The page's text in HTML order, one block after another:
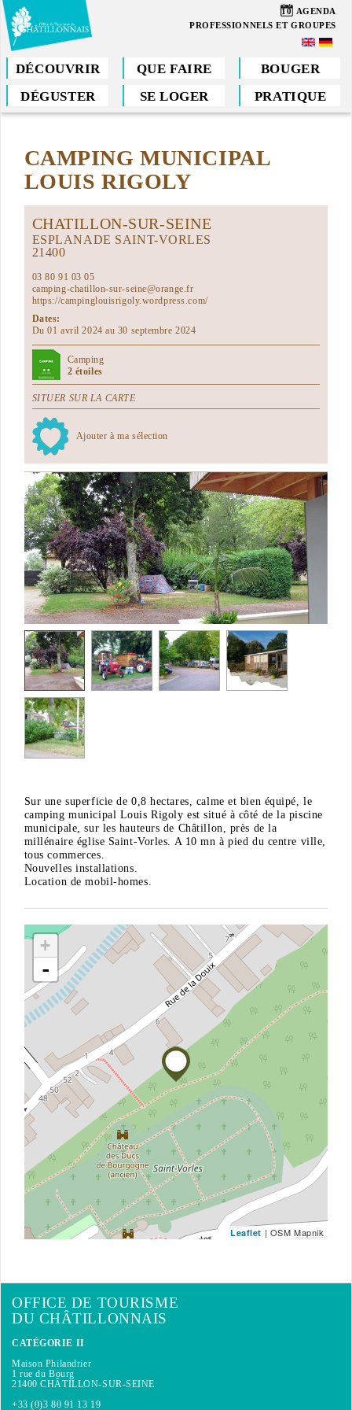
Aller
au
contenu
principal
10 AGENDA
PROFESSIONNELS ET GROUPES
DÉCOUVRIR QUE FAIRE
BOUGER
DÉGUSTER
SE LOGER PRATIQUE
Vous
CAMPING MUNICIPAL
LOUIS RIGOLY
CHATILLON-SUR-SEINE
ESPLANADE SAINT-VORLES
21400
03 80 91 03 05
camping-chatillon-sur-seine@orange.fr
https://campinglouisrigoly.wordpress.com/
Dates:
Du 01 avril 2024 au 30 septembre 2024
Camping
2 étoiles
SITUER SUR LA CARTE
Ajouter à ma sélection
Sur une superficie de 0,8 hectares, calme et bien équipé, le
camping municipal Louis Rigoly est situé à côté de la piscine
municipale, sur les hauteurs de Châtillon, près de la
millénaire église Saint-Vorles. A 10 mn à pied du centre ville,
tous commerces.
Nouvelles installations.
Location de mobil-homes.
+
-
Leaflet | OSM Mapnik
OFFICE DE TOURISME
DU CHÂTILLONNAIS
CATÉGORIE II
Maison Philandrier
1 rue du Bourg
21400 CHÂTILLON-SUR-SEINE
+33 (0)3 80 91 13 19